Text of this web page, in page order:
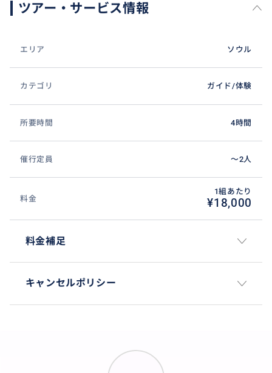
ツアー・サービス情報
エリア ソウル
カテゴリ ガイド/体験
所要時間 4時間
催行定員 〜2人
料金
1組あたり
¥18,000
料金補足
キャンセルポリシー